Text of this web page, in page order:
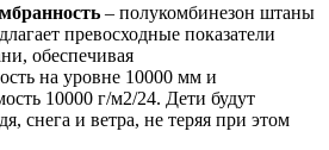
– полукомбинезон штаны
превосходные показатели
обеспечивая
на уровне 10000 мм и
10000 г/м2/24. Дети будут
снега и ветра, не теряя при этом